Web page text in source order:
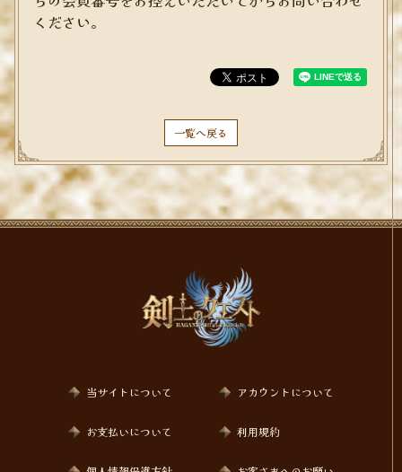
ください。
一覧へ戻る
当サイトについて アカウントについて
お支払いについて 利用規約